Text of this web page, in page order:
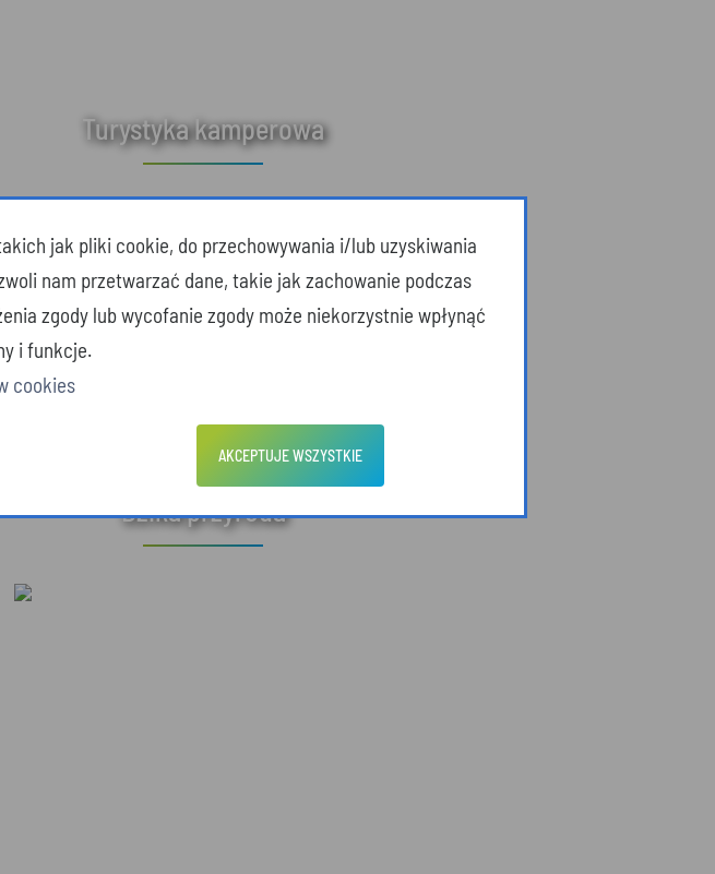
Turystyka kamperowa
Dzika przyroda
jak pliki cookie, do przechowywania i/lub uzyskiwania
nam przetwarzać dane, takie jak zachowanie podczas
zgody lub wycofanie zgody może niekorzystnie wpłynąć
i funkcje.
cookies
AKCEPTUJE WSZYSTKIE